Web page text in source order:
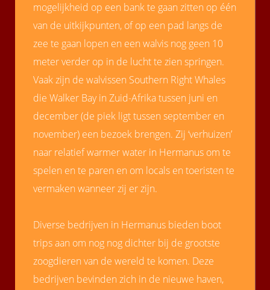
mogelijkheid op een bank te gaan zitten op één
van de uitkijkpunten, of op een pad langs de
zee te gaan lopen en een walvis nog geen 10
meter verder op in de lucht te zien springen.
Vaak zijn de walvissen Southern Right Whales
die Walker Bay in Zuid-Afrika tussen juni en
december (de piek ligt tussen september en
november) een bezoek brengen. Zij ‘verhuizen’
naar relatief warmer water in Hermanus om te
spelen en te paren en om locals en toeristen te
vermaken wanneer zij er zijn.
Diverse bedrijven in Hermanus bieden boot
trips aan om nog nog dichter bij de grootste
zoogdieren van de wereld te komen. Deze
bedrijven bevinden zich in de nieuwe haven,